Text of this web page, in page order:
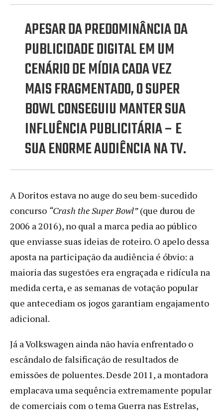
APESAR DA PREDOMINÂNCIA DA
PUBLICIDADE DIGITAL EM UM
CENÁRIO DE MÍDIA CADA VEZ
MAIS FRAGMENTADO, O SUPER
BOWL CONSEGUIU MANTER SUA
INFLUÊNCIA PUBLICITÁRIA – E
SUA ENORME AUDIÊNCIA NA TV.
A Doritos estava no auge do seu bem-sucedido
concurso “Crash the Super Bowl”(que durou de
2006 a 2016), no qual a marca pedia ao público
que enviasse suas ideias de roteiro. O apelo dessa
aposta na participação da audiência é óbvio: a
maioria das sugestões era engraçada e ridícula na
medida certa, e as semanas de votação popular
que antecediam os jogos garantiam engajamento
adicional.
Já a Volkswagen ainda não havia enfrentado o
escândalo de falsificação de resultados de
emissões de poluentes. Desde 2011, a montadora
emplacava uma sequência extremamente popular
de comerciais com o tema Guerra nas Estrelas,